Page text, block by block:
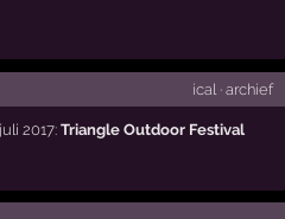
ical · archief
2017:Triangle Outdoor Festival